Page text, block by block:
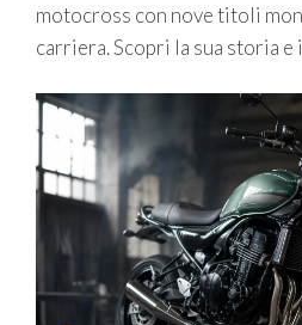
motocross con nove titoli
carriera. Scopri la sua storia e